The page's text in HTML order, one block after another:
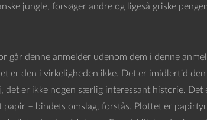
jungle, forsøger andre og ligeså griske
denne anmelder udenom dem i denne
er den i virkeligheden ikke. Det er imidlertid
er ikke nogen særlig interessant historie. Det
– bindets omslag, forstås. Plottet er